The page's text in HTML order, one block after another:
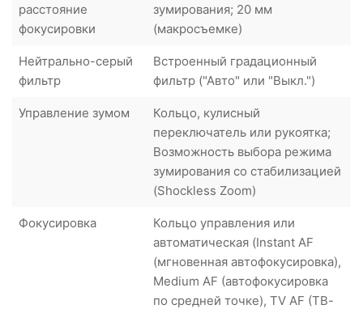
расстояние
фокусировки
зумирования; 20 мм
(макросъемке)
Нейтрально-серый
фильтр
Встроенный градационный
фильтр ("Авто" или "Выкл.")
Управление зумом
Кольцо, кулисный
переключатель или рукоятка;
Возможность выбора режима
зумирования со стабилизацией
(Shockless Zoom)
Фокусировка
Кольцо управления или
автоматическая (Instant AF
(мгновенная автофокусировка),
Medium AF (автофокусировка
по средней точке), TV AF (ТВ-